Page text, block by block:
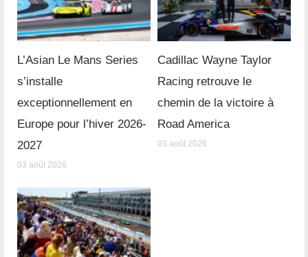
L’Asian Le Mans Series
s’installe
exceptionnellement en
Europe pour l’hiver 2026-
2027
03 août 2026
Cadillac Wayne Taylor
Racing retrouve le
chemin de la victoire à
Road America
03 août 2026